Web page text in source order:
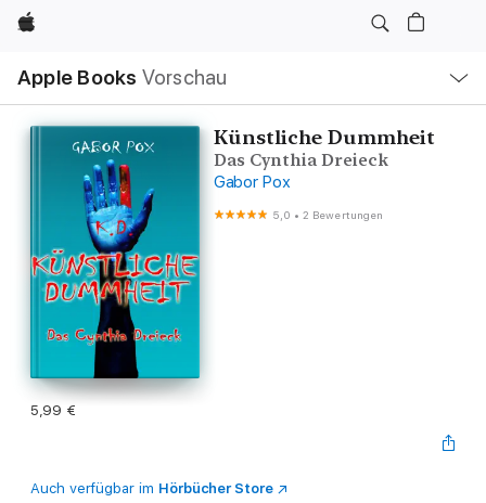
Apple
Apple Books Vorschau
Navigation
Menü
öffnen
Künstliche Dummheit
Das Cynthia Dreieck
Gabor Pox
5,0 •2 Bewertungen
5,99 €
Auch verfügbar im Hörbücher Store